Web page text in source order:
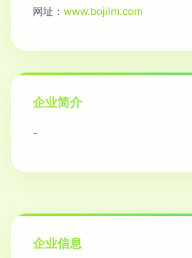
网址： www.bojilm.com
企业简介
-
企业信息